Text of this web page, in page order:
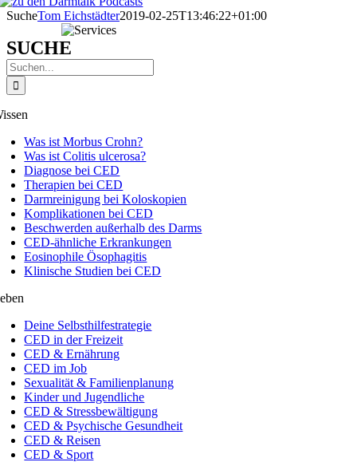
SucheTom Eichstädter2019-02-25T13:46:22+01:00
SUCHE
Suche
nach:
Was ist Morbus Crohn?
Was ist Colitis ulcerosa?
Diagnose bei CED
Therapien bei CED
Darmreinigung bei Koloskopien
Komplikationen bei CED
Beschwerden außerhalb des Darms
CED-ähnliche Erkrankungen
Eosinophile Ösophagitis
Klinische Studien bei CED
Deine Selbsthilfestrategie
CED in der Freizeit
CED & Ernährung
CED im Job
Sexualität & Familienplanung
Kinder und Jugendliche
CED & Stressbewältigung
CED & Psychische Gesundheit
CED & Reisen
CED & Sport